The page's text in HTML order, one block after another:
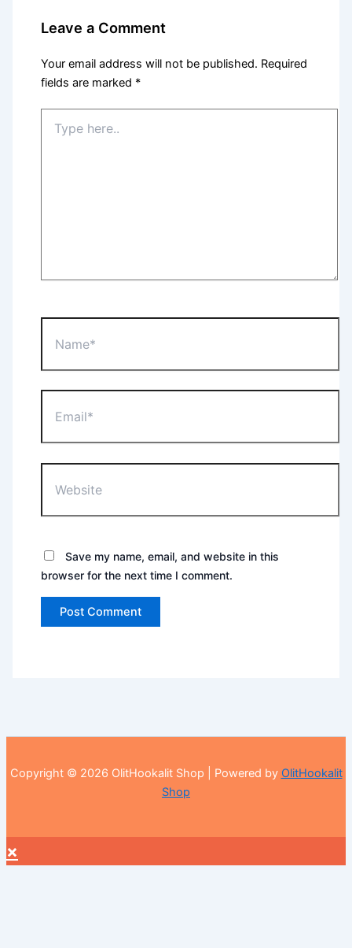
Leave a Comment
Your email address will not be published. Required
fields are marked *
here..
Save my name, email, and website in this
browser for the next time I comment.
Copyright © 2026 OlitHookalit Shop | Powered by OlitHookalit
Shop
×